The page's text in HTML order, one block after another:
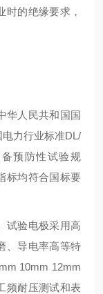
时的绝缘要求，
华人民共和国国
力行业标准DL/
预防性试验规
标均符合国标要
试验电极采用高
、导电率高等特
10mm 12mm
频耐压测试和表